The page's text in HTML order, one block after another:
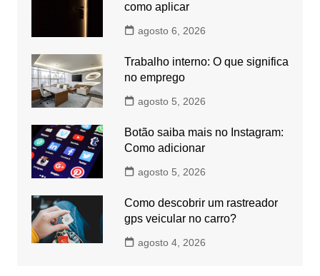
como aplicar
agosto 6, 2026
Trabalho interno: O que significa
no emprego
agosto 5, 2026
Botão saiba mais no Instagram:
Como adicionar
agosto 5, 2026
Como descobrir um rastreador
gps veicular no carro?
agosto 4, 2026